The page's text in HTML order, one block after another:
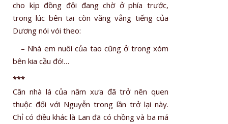
cho kịp đồng đội đang chờ ở phía trước,
trong lúc bên tai còn văng vẳng tiếng của
Dương nói vói theo:
– Nhà em nuôi của tao cũng ở trong xóm
bên kia cầu đó!…
***
Căn nhà lá của năm xưa đã trở nên quen
thuộc đối với Nguyễn trong lần trở lại này.
Chỉ có điều khác là Lan đã có chồng và ba má